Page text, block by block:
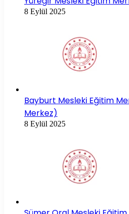
8 Eylül 2025
Bayburt Mesleki Eğitim
Merkez)
8 Eylül 2025